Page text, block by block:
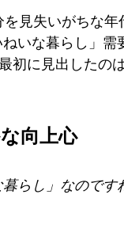
見失いがちな年
いな暮らし」需
初に見出したの
向上心
らし」なのです